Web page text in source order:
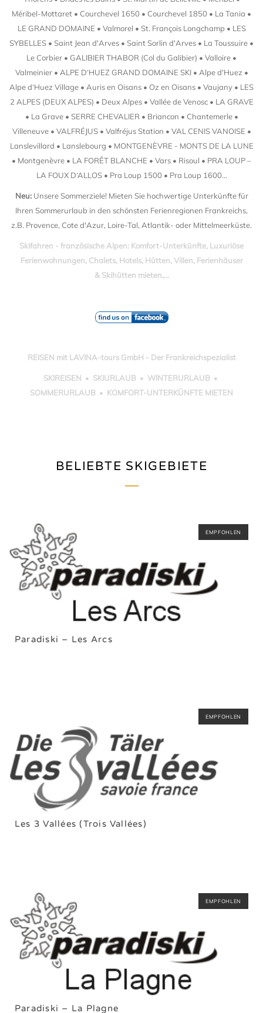
Méribel-Mottaret • Courchevel 1650 • Courchevel 1850 • La Tania •
LE GRAND DOMAINE • Valmorel • St. François Longchamp • LES
SYBELLES • Saint Jean d'Arves • Saint Sorlin d'Arves • La Toussuire •
Le Corbier • GALIBIER THABOR (Col du Galibier) • Valloire •
Valmeinier • ALPE D‘HUEZ GRAND DOMAINE SKI • Alpe d'Huez •
Alpe d‘Huez Village • Auris en Oisans • Oz en Oisans • Vaujany • LES
2 ALPES (DEUX ALPES) • Deux Alpes • Vallée de Venosc • LA GRAVE
• La Grave • SERRE CHEVALIER • Briancon • Chantemerle •
Villeneuve • VALFRÉJUS • Valfréjus Station • VAL CENIS VANOISE •
Lanslevillard • Lanslebourg • MONTGENÈVRE - MONTS DE LA LUNE
• Montgenèvre • LA FORÊT BLANCHE • Vars • Risoul • PRA LOUP –
LA FOUX D‘ALLOS • Pra Loup 1500 • Pra Loup 1600...
Neu:Unsere Sommerziele! Mieten Sie hochwertige Unterkünfte für
Ihren Sommerurlaub in den schönsten Ferienregionen Frankreichs,
z.B. Provence, Cote d'Azur, Loire-Tal, Atlantik- oder Mittelmeerküste.
Skifahren - französische Alpen: Komfort-Unterkünfte, Luxuriöse
Ferienwohnungen, Chalets, Hotels, Hütten, Villen, Ferienhäuser
& Skihütten mieten,...
REISEN mit LAVINA-tours GmbH - Der Frankreichspezialist
SKIREISEN • SKIURLAUB • WINTERURLAUB •
SOMMERURLAUB • KOMFORT-UNTERKÜNFTE MIETEN
BELIEBTE SKIGEBIETE
EMPFOHLEN
Paradiski – Les Arcs
EMPFOHLEN
Les 3 Vallées (Trois Vallées)
EMPFOHLEN
Paradiski – La Plagne